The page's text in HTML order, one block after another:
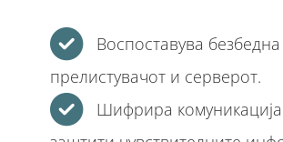
Воспоставува
прелистувачот и серверот.
Шифрира комуникација